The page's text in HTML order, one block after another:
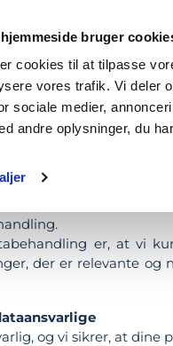
bruger
cookies til at tilpasse
vores trafik. Vi deler
sociale medier,
andre oplysninger, du
FAQ WALK OF
FOR
er, at vi
der er relevante
og vi sikrer, at dine